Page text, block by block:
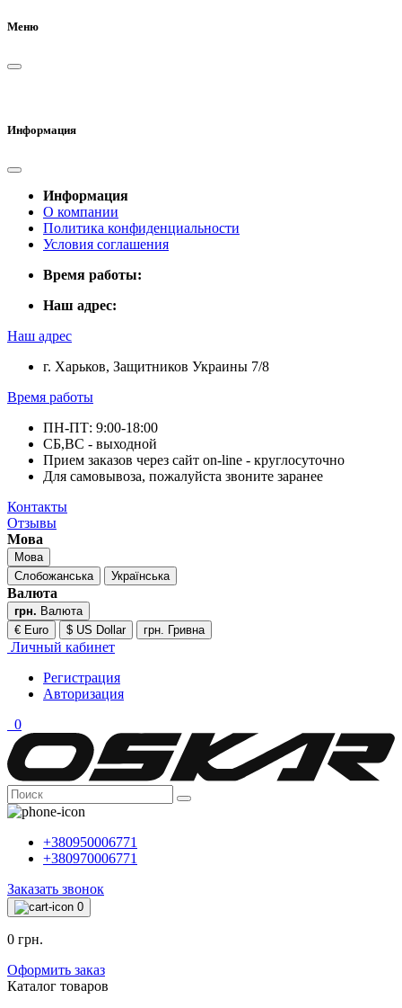
Меню
Информация
Информация
О компании
Политика конфиденциальности
Условия соглашения
Время работы:
Наш адрес:
Наш адрес
г. Харьков, Защитников Украины 7/8
Время работы
ПН-ПТ: 9:00-18:00
СБ,ВС - выходной
Прием заказов через сайт on-line - круглосуточно
Для самовывоза, пожалуйста звоните заранее
Контакты
Отзывы
Мова
Мова
Слобожанська
Українська
Валюта
грн. Валюта
€ Euro
$ US Dollar грн. Гривна
Личный кабинет
Регистрация
Авторизация
0
+380950006771
+380970006771
Заказать звонок
0
0 грн.
Оформить заказ
Каталог товаров